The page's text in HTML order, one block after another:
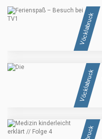
Vöcklabruck
Vöcklabruck